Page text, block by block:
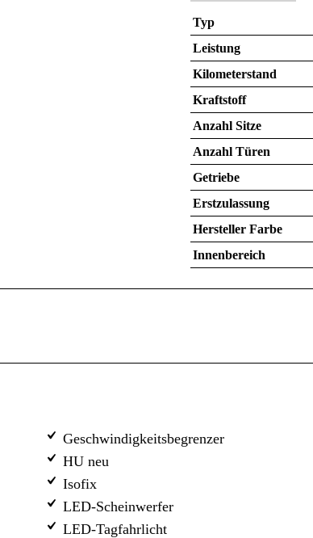
Typ
Leistung
Kilometerstand
Kraftstoff
Anzahl Sitze
Anzahl Türen
Getriebe
Erstzulassung
Hersteller Farbe
Innenbereich
Geschwindigkeitsbegrenzer
HU neu
Isofix
LED-Scheinwerfer
LED-Tagfahrlicht